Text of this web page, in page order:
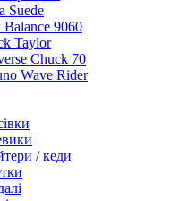
Suede
9060
Taylor
Chuck 70
Wave Rider
/ кеди